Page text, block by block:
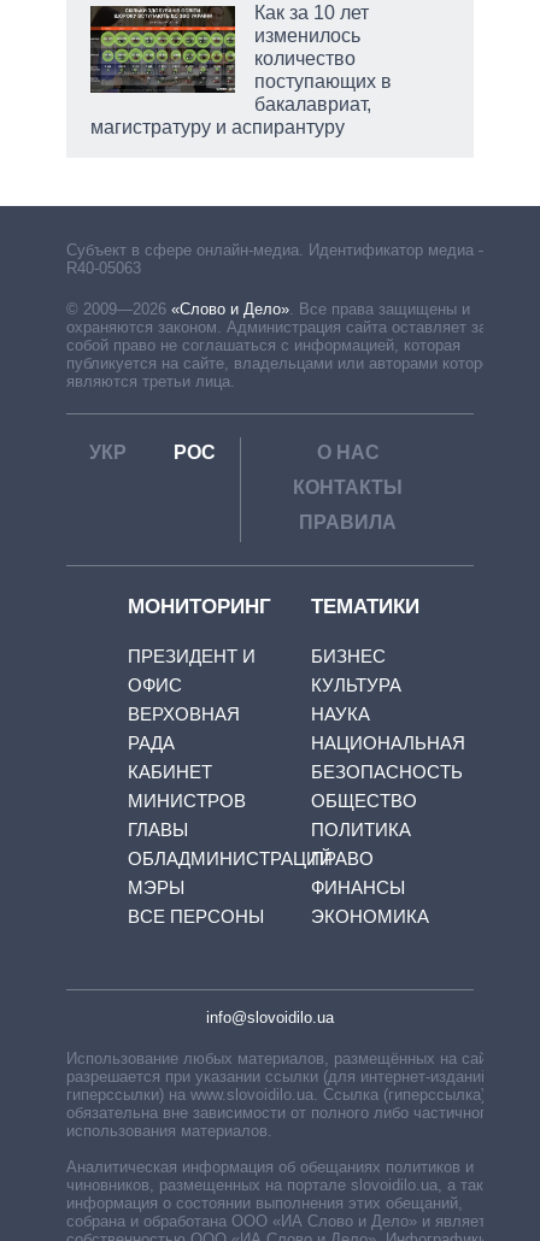
Как за 10 лет
изменилось
количество
поступающих в
бакалавриат,
магистратуру и аспирантуру
Субъект в сфере онлайн-медиа. Идентификатор медиа –
R40-05063
© 2009—2026 «Слово и Дело»
Все права защищены и
охраняются законом. Администрация сайта оставляет за
собой право не соглашаться с информацией, которая
публикуется на сайте, владельцами или авторами которой
являются третьи лица.
УКР РОС
О НАС
КОНТАКТЫ
ПРАВИЛА
МОНИТОРИНГ
ПРЕЗИДЕНТ И
ОФИС
ВЕРХОВНАЯ
РАДА
КАБИНЕТ
МИНИСТРОВ
ГЛАВЫ
ОБЛАДМИНИСТРАЦИЙ
МЭРЫ
ВСЕ ПЕРСОНЫ
ТЕМАТИКИ
БИЗНЕС
КУЛЬТУРА
НАУКА
НАЦИОНАЛЬНАЯ
БЕЗОПАСНОСТЬ
ОБЩЕСТВО
ПОЛИТИКА
ПРАВО
ФИНАНСЫ
ЭКОНОМИКА
info@slovoidilo.ua
Использование любых материалов, размещённых на сайте,
разрешается при указании ссылки (для интернет-изданий —
гиперссылки) на www.slovoidilo.ua. Ссылка (гиперссылка)
обязательна вне зависимости от полного либо частичного
использования материалов.
Аналитическая информация об обещаниях политиков и
чиновников, размещенных на портале slovoidilo.ua, а также
информация о состоянии выполнения этих обещаний,
собрана и обработана ООО «ИА Слово и Дело» и является